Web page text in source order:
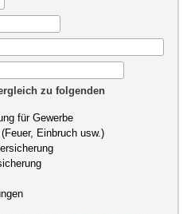
zu folgenden
für Gewerbe
Einbruch usw.)